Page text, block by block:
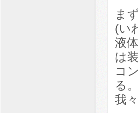
ま
(い
液
は
コ
る
我